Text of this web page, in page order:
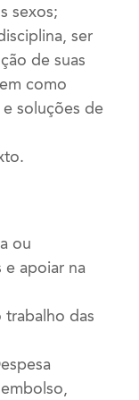
sexos;
ser
de suas
como
soluções de
ou
e apoiar na
trabalho das